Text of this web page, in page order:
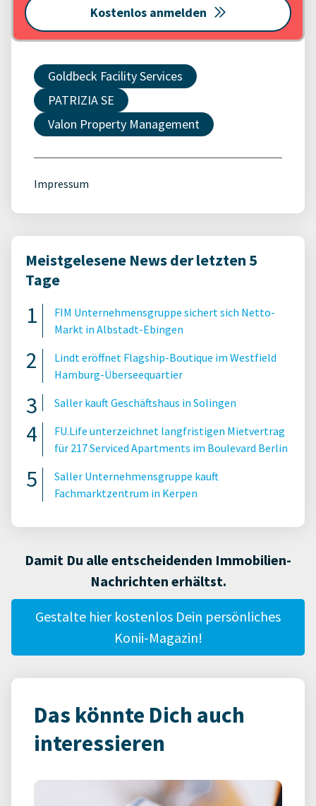
Kostenlos anmelden
Goldbeck Facility Services
PATRIZIA SE
Valon Property Management
Impressum
Meistgelesene News der letzten 5
Tage
FIM Unternehmensgruppe sichert sich Netto-
Markt in Albstadt-Ebingen
Lindt eröffnet Flagship-Boutique im Westfield
Hamburg-Überseequartier
Saller kauft Geschäftshaus in Solingen
FU.Life unterzeichnet langfristigen Mietvertrag
für 217 Serviced Apartments im Boulevard Berlin
Saller Unternehmensgruppe kauft
Fachmarktzentrum in Kerpen
Damit Du alle entscheidenden Immobilien-
Nachrichten erhältst.
Gestalte hier kostenlos Dein persönliches
Konii-Magazin!
Das könnte Dich auch
interessieren